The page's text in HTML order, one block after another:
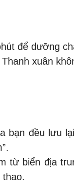
để dưỡng
xuân
bạn đều lưu
từ biển địa